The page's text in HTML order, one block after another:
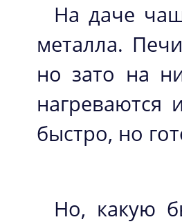
На даче
металла.
но зато на
нагреваются
быстро, но
Но, какую